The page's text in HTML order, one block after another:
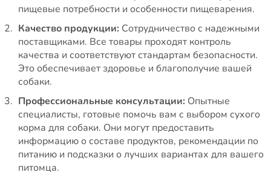
пищевые потребности и особенности пищеварения.
Качество продукции: Сотрудничество с надежными
поставщиками. Все товары проходят контроль
качества и соответствуют стандартам безопасности.
Это обеспечивает здоровье и благополучие вашей
собаки.
Профессиональные консультации: Опытные
специалисты, готовые помочь вам с выбором сухого
корма для собаки. Они могут предоставить
информацию о составе продуктов, рекомендации по
питанию и подсказки о лучших вариантах для вашего
питомца.